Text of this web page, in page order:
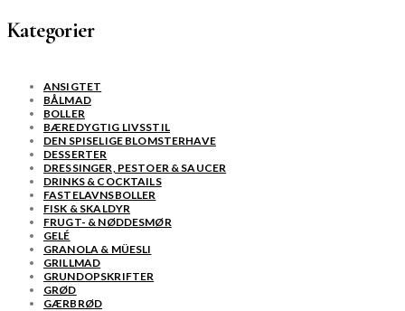
Kategorier
ANSIGTET
BÅLMAD
BOLLER
BÆREDYGTIG LIVSSTIL
DEN SPISELIGE BLOMSTERHAVE
DESSERTER
DRESSINGER, PESTOER & SAUCER
DRINKS & COCKTAILS
FASTELAVNSBOLLER
FISK & SKALDYR
FRUGT- & NØDDESMØR
GELÉ
GRANOLA & MÜESLI
GRILLMAD
GRUNDOPSKRIFTER
GRØD
GÆRBRØD